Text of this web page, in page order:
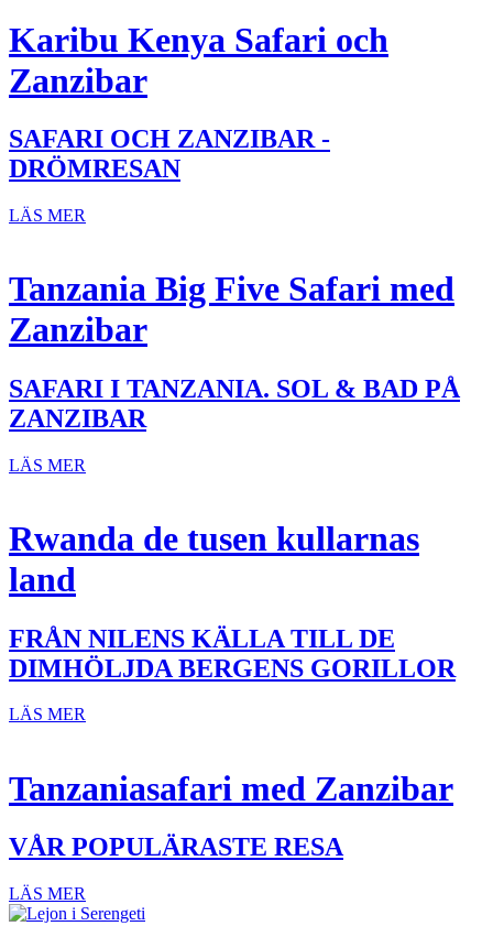
Karibu Kenya Safari och
Zanzibar
SAFARI OCH ZANZIBAR -
DRÖMRESAN
LÄS MER
Tanzania Big Five Safari med
Zanzibar
SAFARI I TANZANIA. SOL & BAD PÅ
ZANZIBAR
LÄS MER
Rwanda de tusen kullarnas
land
FRÅN NILENS KÄLLA TILL DE
DIMHÖLJDA BERGENS GORILLOR
LÄS MER
Tanzaniasafari med Zanzibar
VÅR POPULÄRASTE RESA
LÄS MER